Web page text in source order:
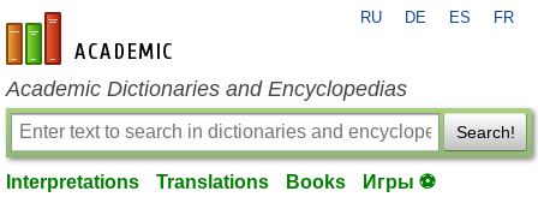
en-academic.com
RU DE ES FR
Academic Dictionaries and Encyclopedias
Search!
Interpretations Translations Books Игры ⚽